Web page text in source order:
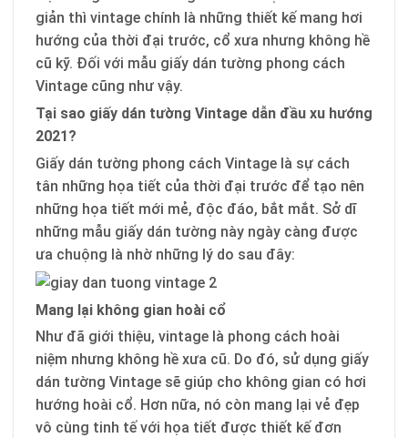
giản thì vintage chính là những thiết kế mang hơi
hướng của thời đại trước, cổ xưa nhưng không hề
cũ kỹ. Đối với mẫu giấy dán tường phong cách
Vintage cũng như vậy.
Tại sao giấy dán tường Vintage dẫn đầu xu hướng
2021?
Giấy dán tường phong cách Vintage là sự cách
tân những họa tiết của thời đại trước để tạo nên
những họa tiết mới mẻ, độc đáo, bắt mắt. Sở dĩ
những mẫu giấy dán tường này ngày càng được
ưa chuộng là nhờ những lý do sau đây:
Mang lại không gian hoài cổ
Như đã giới thiệu, vintage là phong cách hoài
niệm nhưng không hề xưa cũ. Do đó, sử dụng giấy
dán tường Vintage sẽ giúp cho không gian có hơi
hướng hoài cổ. Hơn nữa, nó còn mang lại vẻ đẹp
vô cùng tinh tế với họa tiết được thiết kế đơn